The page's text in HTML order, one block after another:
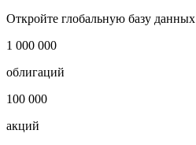
Откройте глобальную базу данных
1 000 000
облигаций
100 000
акций